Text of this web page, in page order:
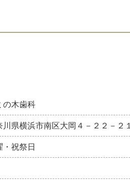
の木歯科
川県横浜市南区大岡４－２２－２１
・祝祭日